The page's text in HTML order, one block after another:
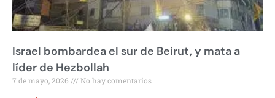
Israel bombardea el sur de Beirut, y mata a
líder de Hezbollah
7 de mayo, 2026 No hay comentarios